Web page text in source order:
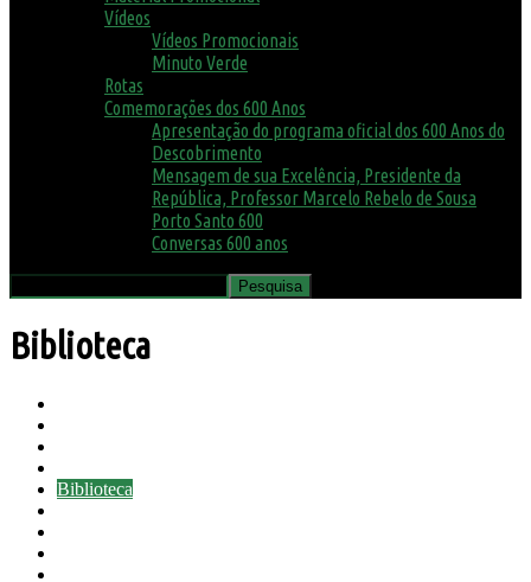
Vídeos
Vídeos Promocionais
Minuto Verde
Rotas
Comemorações dos 600 Anos
Apresentação do programa oficial dos 600 Anos do
Descobrimento
Mensagem de sua Excelência, Presidente da
República, Professor Marcelo Rebelo de Sousa
Porto Santo 600
Conversas 600 anos
Biblioteca
Biblioteca